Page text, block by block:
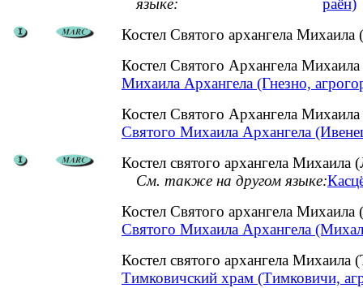
языке:
раён)
Костел Святого архангела
Костел Святого Архангела
Михаила Архангела (Гнезно,
Костел Святого Архангела
Святого Михаила Архангела
Костел святого архангела Михаила
См. также на другом языке:
Костел Святого архангела
Святого Михаила Архангела
Костел святого архангела
Тимковичский храм (Тимковичи,